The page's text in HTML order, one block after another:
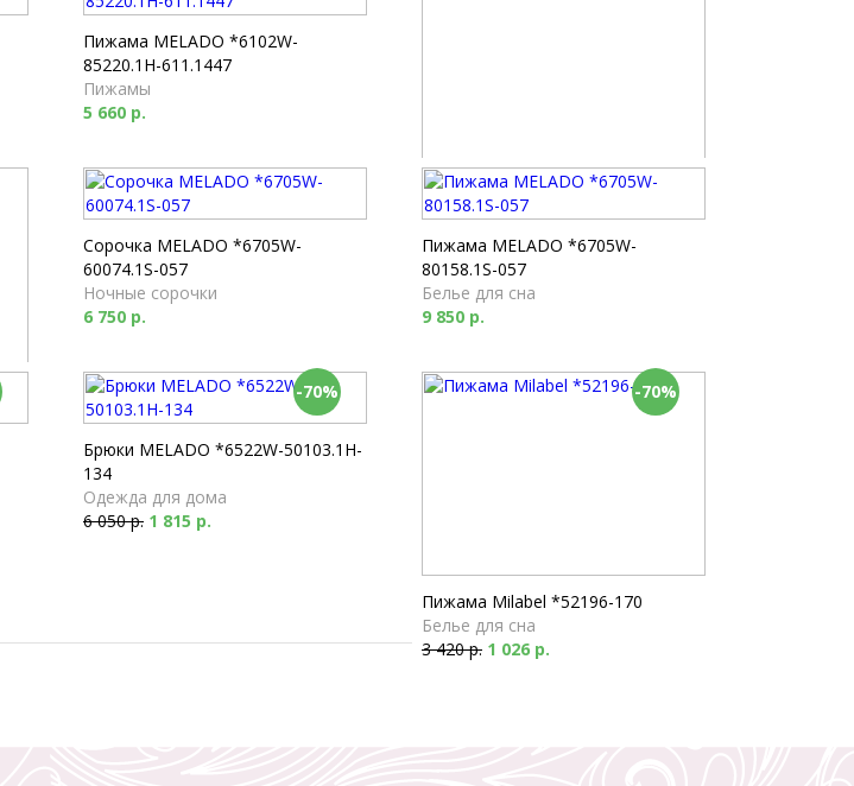
Пижама MELADO *6102W-
85220.1H-611.1447
Пижамы
5 660 р.
Футболка Milabel *56501-168
Футболки
1 790 р.
Сорочка MELADO *6705W-
60074.1S-057
Ночные сорочки
6 750 р.
Пижама MELADO *6705W-
80158.1S-057
Белье для сна
9 850 р.
-70%
Брюки MELADO *6522W-50103.1H-
134
Одежда для дома
6 050 р. 1 815 р.
-70%
Пижама Milabel *52196-170
Белье для сна
3 420 р. 1 026 р.